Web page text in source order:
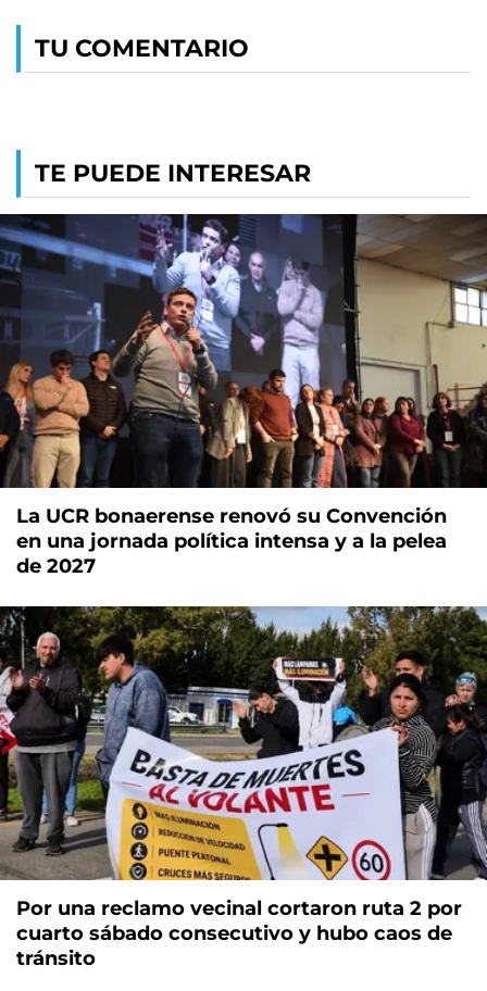
TU COMENTARIO
TE PUEDE INTERESAR
La UCR bonaerense renovó su Convención
en una jornada política intensa y a la pelea
de 2027
Por una reclamo vecinal cortaron ruta 2 por
cuarto sábado consecutivo y hubo caos de
tránsito